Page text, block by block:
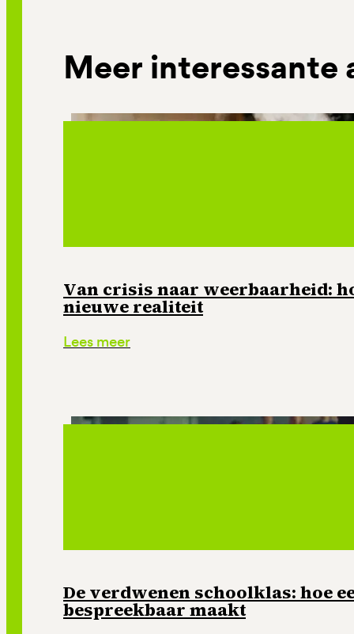
Meer interessante
Van crisis naar weerbaarheid:
nieuwe realiteit
Lees meer
De verdwenen schoolklas: hoe
bespreekbaar maakt